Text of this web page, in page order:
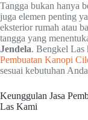
Tangga bukan hanya
juga elemen penting
eksterior rumah atau
tangga yang
Jendela. Bengkel Las
Pembuatan Kanopi
sesuai kebutuhan
Keunggulan Jasa
Las Kami